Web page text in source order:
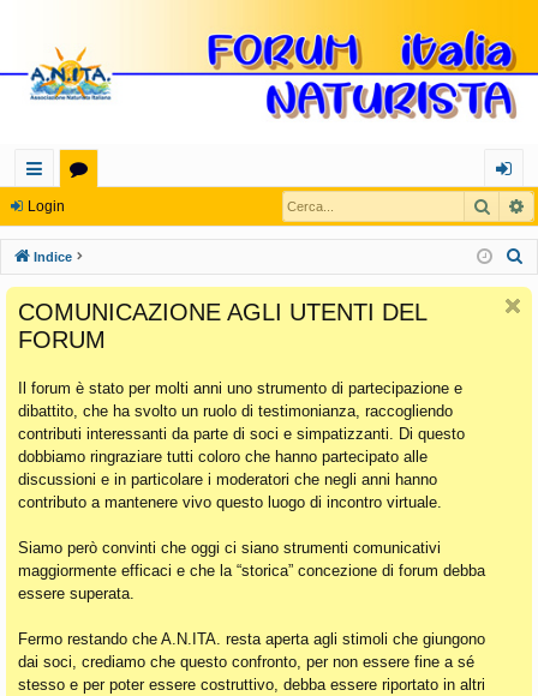
oll
eg
a
m
en
ti
Ra
pi
di
u
m
og
in
Login Cerca
Indice
COMUNICAZIONE AGLI UTENTI DEL
FORUM
Il forum è stato per molti anni uno strumento di partecipazione e
dibattito, che ha svolto un ruolo di testimonianza, raccogliendo
contributi interessanti da parte di soci e simpatizzanti. Di questo
dobbiamo ringraziare tutti coloro che hanno partecipato alle
discussioni e in particolare i moderatori che negli anni hanno
contributo a mantenere vivo questo luogo di incontro virtuale.
Siamo però convinti che oggi ci siano strumenti comunicativi
maggiormente efficaci e che la “storica” concezione di forum debba
essere superata.
Fermo restando che A.N.ITA. resta aperta agli stimoli che giungono
dai soci, crediamo che questo confronto, per non essere fine a sé
stesso e per poter essere costruttivo, debba essere riportato in altri